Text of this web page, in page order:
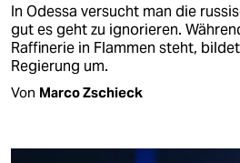
In Odessa versucht man die
gut es geht zu ignorieren.
Raffinerie in Flammen steht,
Regierung um.
Von Marco Zschieck